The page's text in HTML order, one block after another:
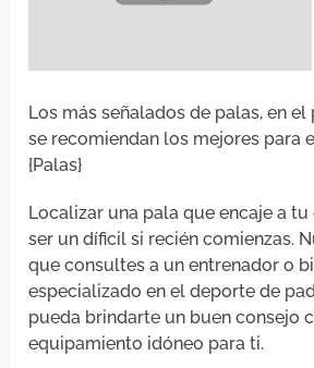
Los más señalados de palas, en
se recomiendan los mejores para
{Palas}
Localizar una pala que encaje a
ser un díficil si recién comienzas.
que consultes a un entrenador o
especializado en el deporte de
pueda brindarte un buen consejo
equipamiento idóneo para ti.